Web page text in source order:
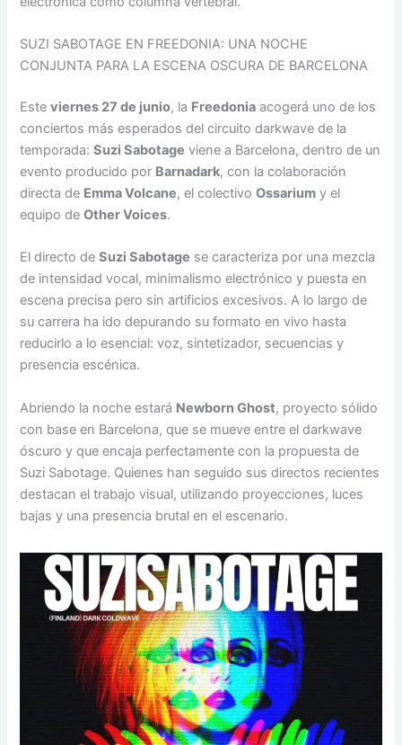
SUZI SABOTAGE EN FREEDONIA: UNA NOCHE
CONJUNTA PARA LA ESCENA OSCURA DE BARCELONA
Esteviernes 27 de junio, la Freedonia acogerá uno de los
conciertos más esperados del circuito darkwave de la
temporada:Suzi Sabotage viene a Barcelona, dentro de un
evento producido por Barnadark, con la colaboración
directa de Emma Volcane, el colectivoOssarium y el
equipo deOther Voices.
El directo deSuzi Sabotage se caracteriza por una mezcla
de intensidad vocal, minimalismo electrónico y puesta en
escena precisa pero sin artificios excesivos. A lo largo de
su carrera ha ido depurando su formato en vivo hasta
reducirlo a lo esencial: voz, sintetizador, secuencias y
presencia escénica.
Abriendo la noche estará Newborn Ghost, proyecto sólido
con base en Barcelona, que se mueve entre el darkwave
óscuro y que encaja perfectamente con la propuesta de
Suzi Sabotage. Quienes han seguido sus directos recientes
destacan el trabajo visual, utilizando proyecciones, luces
bajas y una presencia brutal en el escenario.